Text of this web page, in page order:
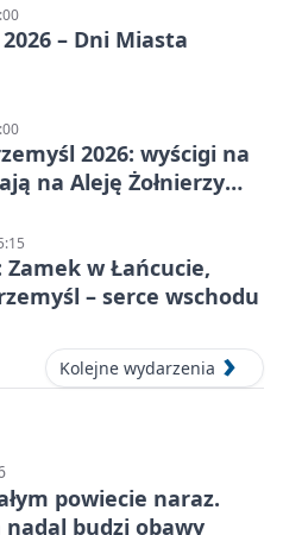
– Dni Miasta
2026: wyścigi na
na Aleję Żołnierzy
w Łańcucie,
– serce wschodu
Kolejne wydarzenia
powiecie naraz.
nadal budzi obawy